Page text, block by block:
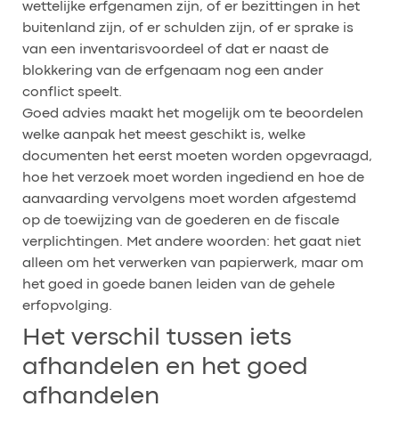
wettelijke erfgenamen zijn, of er bezittingen in het
buitenland zijn, of er schulden zijn, of er sprake is
van een inventarisvoordeel of dat er naast de
blokkering van de erfgenaam nog een ander
conflict speelt.
Goed advies maakt het mogelijk om te beoordelen
welke aanpak het meest geschikt is, welke
documenten het eerst moeten worden opgevraagd,
hoe het verzoek moet worden ingediend en hoe de
aanvaarding vervolgens moet worden afgestemd
op de toewijzing van de goederen en de fiscale
verplichtingen. Met andere woorden: het gaat niet
alleen om het verwerken van papierwerk, maar om
het goed in goede banen leiden van de gehele
erfopvolging.
Het verschil tussen iets
afhandelen en het goed
afhandelen